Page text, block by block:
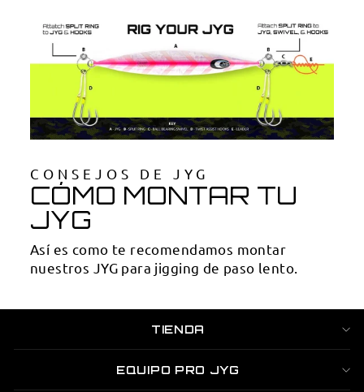
CONSEJOS DE JYG
CÓMO MONTAR TU
JYG
Así es como te recomendamos montar
nuestros JYG para jigging de paso lento.
TIENDA
EQUIPO PRO JYG